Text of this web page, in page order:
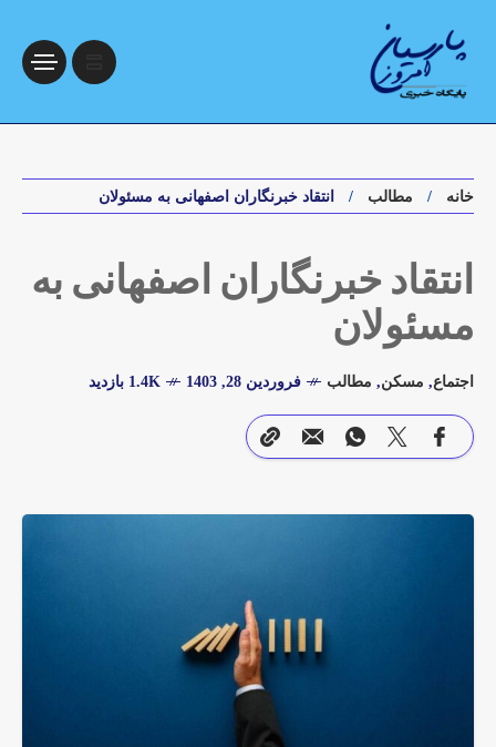
خانه مطالب انتقاد خبرنگاران اصفهانی به مسئولان
انتقاد خبرنگاران اصفهانی به
مسئولان
اجتماع, مسکن, مطالب فروردین 28, 1403 1.4K بازدید